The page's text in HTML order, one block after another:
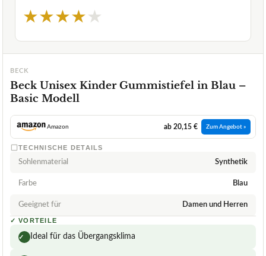
★★★★★
BECK
Beck Unisex Kinder Gummistiefel in Blau –
Basic Modell
Amazon ab 20,15 € Zum Angebot »
TECHNISCHE DETAILS
Sohlenmaterial Synthetik
Farbe Blau
Geeignet für Damen und Herren
✓ VORTEILE
✓ Ideal für das Übergangsklima